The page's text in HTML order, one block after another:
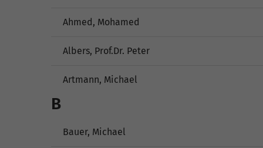
Ahmed, Mohamed
Albers, Prof.Dr. Peter
Artmann, Michael
B
Bauer, Michael